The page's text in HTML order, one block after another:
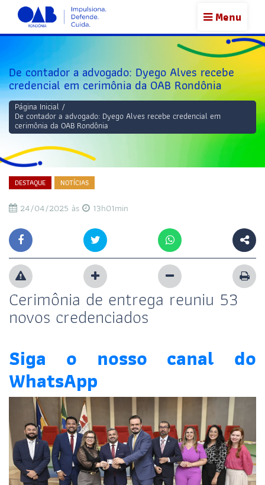
Menu
De contador a advogado: Dyego Alves recebe
credencial em cerimônia da OAB Rondônia
Página Inicial /
De contador a advogado: Dyego Alves recebe credencial em
cerimônia da OAB Rondônia
DESTAQUE NOTÍCIAS
24/04/2025 às 13h01min
Cerimônia de entrega reuniu 53
novos credenciados
Siga o nosso canal do
WhatsApp